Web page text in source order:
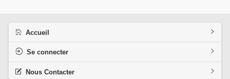
Accueil
Se connecter
Nous Contacter